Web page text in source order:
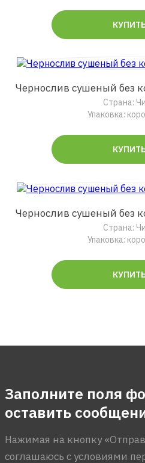
Чернослив сушеный без
Страна:
Упаковка:
Чернослив сушеный без
Страна:
Упаковка:
Заполните поля
оставить
Нажимая на кнопку
соглашаюсь с условиями